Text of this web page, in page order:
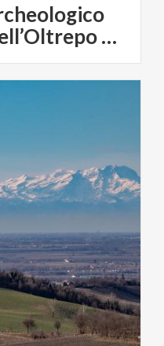
di Casteggio e dell’Oltrepo Pavese